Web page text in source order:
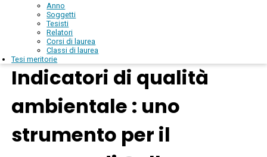
Anno
Soggetti
Tesisti
Relatori
Corsi di laurea
Classi di laurea
Tesi meritorie
Indicatori di qualità
ambientale : uno
strumento per il